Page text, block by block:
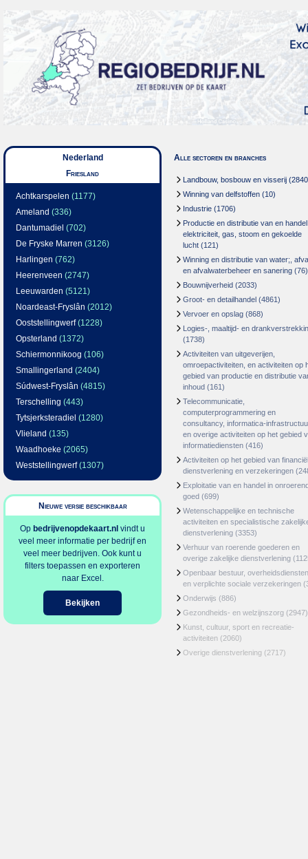
Nederland
Friesland
Achtkarspelen (1177)
Ameland (336)
Dantumadiel (702)
De Fryske Marren (3126)
Harlingen (762)
Heerenveen (2747)
Leeuwarden (5121)
Noardeast-Fryslân (2012)
Ooststellingwerf(1228)
Opsterland (1372)
Schiermonnikoog (106)
Smallingerland (2404)
Súdwest-Fryslân (4815)
Terschelling (443)
Tytsjerksteradiel (1280)
Vlieland (135)
Waadhoeke (2065)
Weststellingwerf(1307)
Nieuwe versie beschikbaar
Op bedrijvenopdekaart.nl vindt u
veel meer informatie per bedrijf en
veel meer bedrijven. Ook kunt u
filters toepassen en exporteren
naar Excel.
Bekijken
Alle sectoren en branches
Landbouw, bosbouw en visserij
Winning van delfstoffen (10)
Industrie (1706)
Productie en distributie van en
elektriciteit, gas, stoom en gekoelde
lucht (121)
Winning en distributie van water;,
en afvalwaterbeheer en sanering (76)
Bouwnijverheid (2033)
Groot- en detailhandel (4861)
Vervoer en opslag (868)
Logies-, maaltijd- en
(1738)
Activiteiten van uitgeverijen,
omroepactiviteiten, en activiteiten op
gebied van productie en distributie
inhoud (161)
Telecommunicatie,
computerprogrammering en
consultancy, informatica-
en overige activiteiten op het gebied
informatiediensten (416)
Activiteiten op het gebied van
dienstverlening en verzekeringen
Exploitatie van en handel in
goed (699)
Wetenschappelijke en technische
activiteiten en specialistische
dienstverlening (3353)
Verhuur van roerende goederen en
overige zakelijke dienstverlening
Openbaar bestuur, overheidsdiensten
en verplichte sociale verzekeringen
Onderwijs (886)
Gezondheids- en welzijnszorg (2947)
Kunst, cultuur, sport en recreatie-
activiteiten (2060)
Overige dienstverlening (2717)